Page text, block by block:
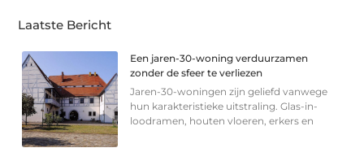
Laatste Bericht
Een jaren-30-woning verduurzamen
zonder de sfeer te verliezen
Jaren-30-woningen zijn geliefd vanwege
hun karakteristieke uitstraling. Glas-in-
loodramen, houten vloeren, erkers en